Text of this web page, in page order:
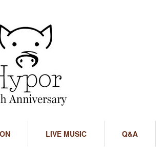
LIVE MUSIC Q&A